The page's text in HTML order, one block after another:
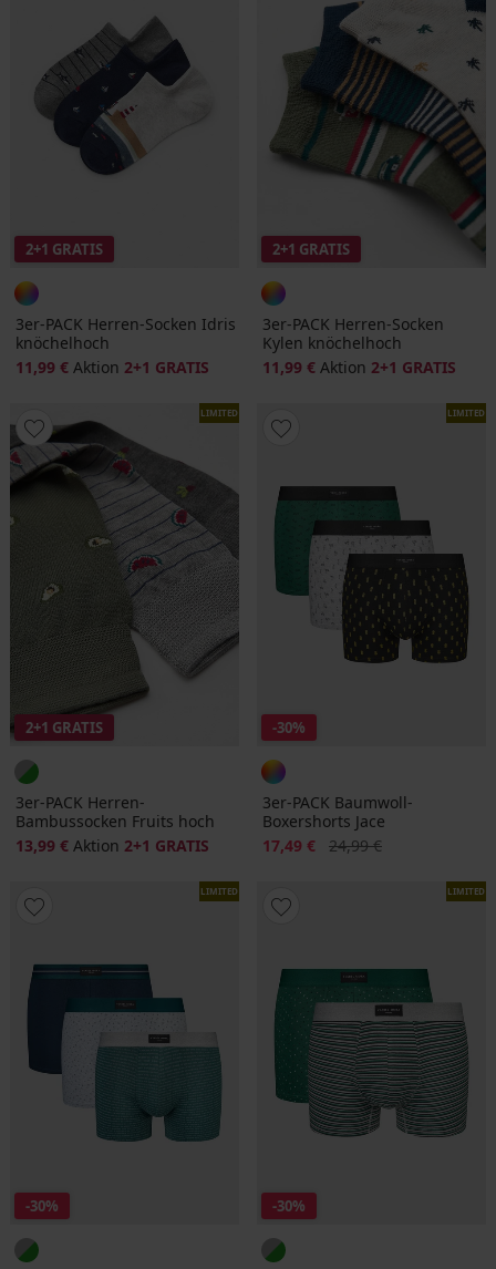
2+1 GRATIS
3er-PACK Herren-Socken Idris
knöchelhoch
11,99 € Aktion 2+1 GRATIS
2+1 GRATIS
3er-PACK Herren-Socken
Kylen knöchelhoch
11,99 € Aktion 2+1 GRATIS
LIMITED
2+1 GRATIS
3er-PACK Herren-
Bambussocken Fruits hoch
13,99 € Aktion 2+1 GRATIS
LIMITED
-30%
3er-PACK Baumwoll-
Boxershorts Jace
Rabatt
17,49 € Alter Preis
24,99 €
LIMITED
-30%
LIMITED
-30%